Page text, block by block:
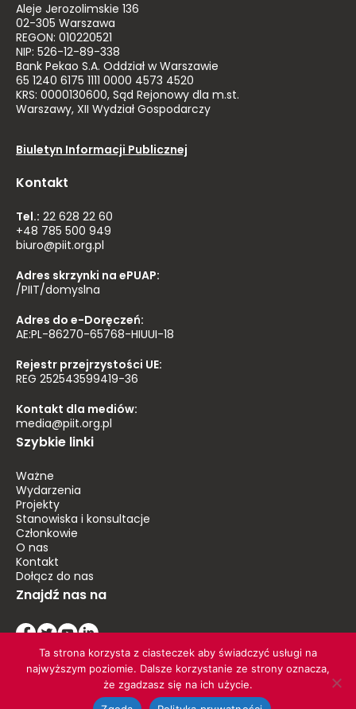
Aleje Jerozolimskie 136
02-305 Warszawa
REGON: 010220521
NIP: 526-12-89-338
Bank Pekao S.A. Oddział w Warszawie
65 1240 6175 1111 0000 4573 4520
KRS: 0000130600, Sąd Rejonowy dla m.st.
Warszawy, XII Wydział Gospodarczy
Biuletyn Informacji Publicznej
Kontakt
Tel.: 22 628 22 60
+48 785 500 949
biuro@piit.org.pl
Adres skrzynki na ePUAP:
/PIIT/domyslna
Adres do e-Doręczeń:
AE:PL-86270-65768-HIUUI-18
Rejestr przejrzystości UE:
REG 252543599419-36
Kontakt dla mediów:
media@piit.org.pl
Szybkie linki
Ważne
Wydarzenia
Projekty
Stanowiska i konsultacje
Członkowie
O nas
Kontakt
Dołącz do nas
Znajdź nas na
© 2026 PIIT. Wszelkie prawa zastrzeżone
Ta strona korzysta z ciasteczek aby świadczyć usługi na
najwyższym poziomie. Dalsze korzystanie ze strony oznacza,
że zgadzasz się na ich użycie.